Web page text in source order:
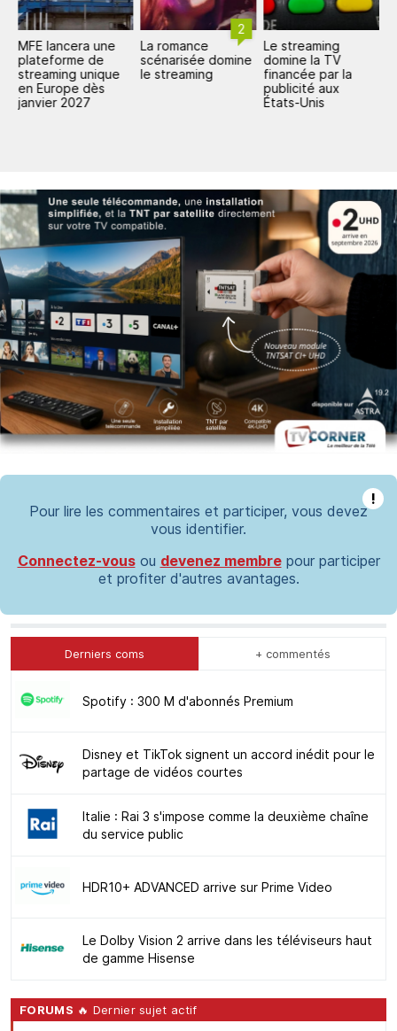
MFE lancera une
plateforme de
streaming unique
en Europe dès
janvier 2027
2
La romance
scénarisée domine
le streaming
Le streaming
domine la TV
financée par la
publicité aux
États-Unis
!
Pour lire les commentaires et participer, vous devez
vous identifier.
Connectez-vousou devenez membrepour participer
et profiter d'autres avantages.
Derniers coms + commentés
Spotify : 300 M d'abonnés Premium
Disney et TikTok signent un accord inédit pour le
partage de vidéos courtes
Italie : Rai 3 s'impose comme la deuxième chaîne
du service public
HDR10+ ADVANCED arrive sur Prime Video
Le Dolby Vision 2 arrive dans les téléviseurs haut
de gamme Hisense
FORUMS 🔥 Dernier sujet actif